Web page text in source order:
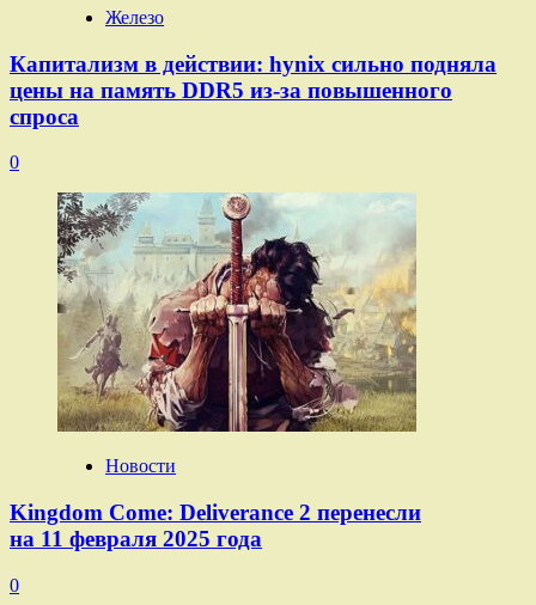
Железо
Капитализм в действии: hynix сильно подняла
цены на память DDR5 из-за повышенного
спроса
0
Новости
Kingdom Come: Deliverance 2 перенесли
на 11 февраля 2025 года
0